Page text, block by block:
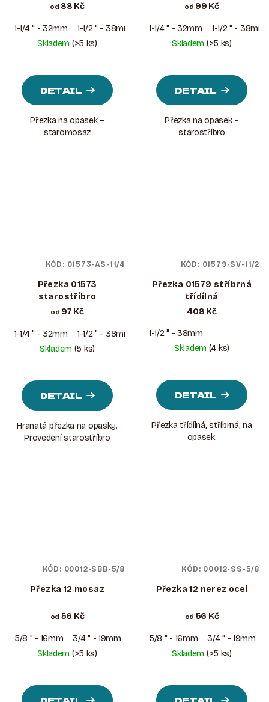
od 88 Kč
1-1/4 " - 32mm
1-1/2 " - 38mm
Skladem (>5 ks)
DETAIL
Přezka na opasek –
staromosaz
od 99 Kč
1-1/4 " - 32mm
1-1/2 " - 38mm
Skladem (>5 ks)
DETAIL
Přezka na opasek –
starostříbro
Přezka 01573
starostříbro
od 97 Kč
1-1/4 " - 32mm
1-1/2 " - 38mm
Skladem (5 ks)
DETAIL
Hranatá přezka na opasky.
Provedení starostříbro
KÓD: 01573-AS-11/4
Přezka 01579 stříbrná
třídílná
408 Kč
1-1/2 " - 38mm
Skladem (4 ks)
DETAIL
Přezka třídílná, stříbrná, na
opasek.
KÓD: 01579-SV-11/2
Přezka 12 mosaz
od 56 Kč
5/8 " - 16mm 3/4 " - 19mm 1-1/4 " - 32mm
1-1/2 " - 38mm
Skladem (>5 ks)
KÓD: 00012-SBB-5/8
Přezka 12 nerez ocel
od 56 Kč
5/8 " - 16mm 3/4 " - 19mm
Skladem (>5 ks)
KÓD: 00012-SS-5/8